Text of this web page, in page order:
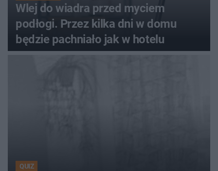
Wlej do wiadra przed myciem
podłogi. Przez kilka dni w domu
będzie pachniało jak w hotelu
QUIZ